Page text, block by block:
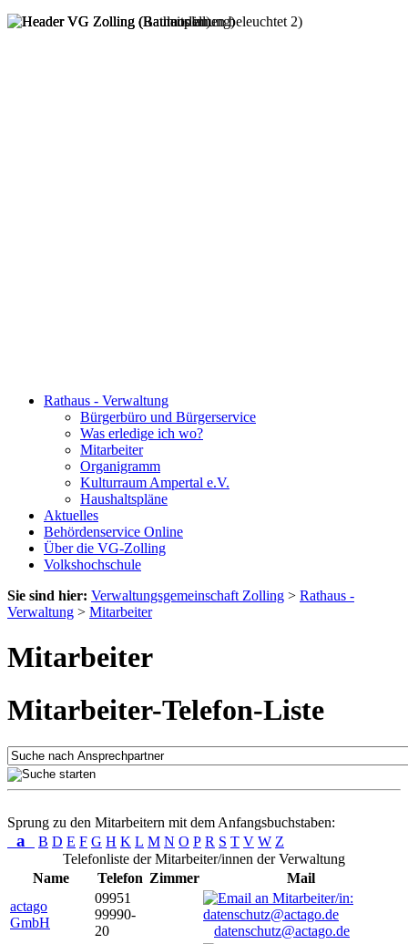
Rathaus - Verwaltung
Bürgerbüro und Bürgerservice
Was erledige ich wo?
Mitarbeiter
Organigramm
Kulturraum Ampertal e.V.
Haushaltspläne
Aktuelles
Behördenservice Online
Über die VG-Zolling
Volkshochschule
Sie sind hier: Verwaltungsgemeinschaft Zolling > Rathaus -
Verwaltung > Mitarbeiter
Mitarbeiter
Mitarbeiter-Telefon-Liste
Sprung zu den Mitarbeitern mit dem Anfangsbuchstaben:
a B D E F G H K L M N O P R S T V W Z
Telefonliste der Mitarbeiter/innen der Verwaltung
Name
Telefon Zimmer
Mail
actago
GmbH
09951
99990-
20
datenschutz@actago.de